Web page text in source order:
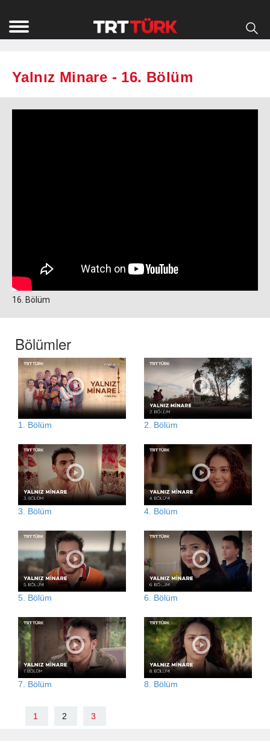
Yalnız Minare - 16. Bölüm
16. Bölüm
Bölümler
1. Bölüm 2. Bölüm
3. Bölüm 4. Bölüm
5. Bölüm 6. Bölüm
7. Bölüm 8. Bölüm
1 2 3